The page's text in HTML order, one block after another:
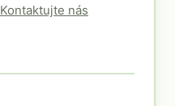
Kontaktujte nás